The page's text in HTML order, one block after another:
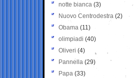
notte bianca (3)
Nuovo Centrodestra (2)
Obama (11)
olimpiadi (40)
Oliveri (4)
Pannella (29)
Papa (33)